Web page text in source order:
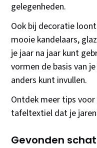
gelegenheden.
Ook bij decoratie
mooie kandelaars,
je jaar na jaar kunt
vormen de basis van
anders kunt invullen.
Ontdek meer tips
tafeltextiel dat je
Gevonden